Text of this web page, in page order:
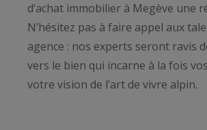
d’achat immobilier à Megève une
N’hésitez pas à faire appel aux
agence : nos experts seront ravis
vers le bien qui incarne à la fois
votre vision de l’art de vivre alpin.